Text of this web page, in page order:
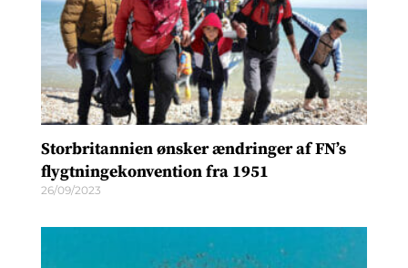
Storbritannien ønsker ændringer af FN’s
flygtningekonvention fra 1951
26/09/2023